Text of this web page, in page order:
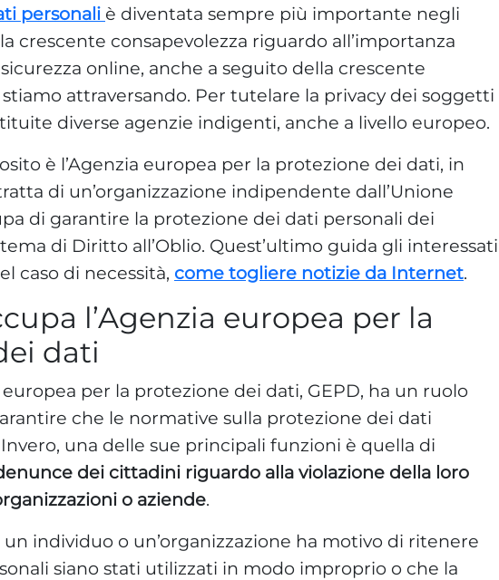
personali è diventata sempre più importante negli
crescente consapevolezza riguardo all’importanza
online, anche a seguito della crescente
attraversando. Per tutelare la privacy dei soggetti
diverse agenzie indigenti, anche a livello europeo.
è l’Agenzia europea per la protezione dei dati, in
di un’organizzazione indipendente dall’Unione
di garantire la protezione dei dati personali dei
di Diritto all’Oblio. Quest’ultimo guida gli interessati
caso di necessità, come togliere notizie da Internet.
l’Agenzia europea per la
dati
europea per la protezione dei dati, GEPD, ha un ruolo
che le normative sulla protezione dei dati
una delle sue principali funzioni è quella di
dei cittadini riguardo alla violazione della loro
o aziende.
un individuo o un’organizzazione ha motivo di ritenere
siano stati utilizzati in modo improprio o che la